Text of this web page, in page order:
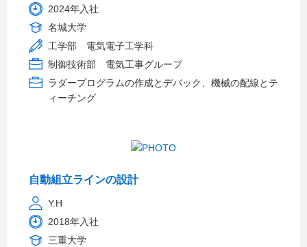
2024年入社
名城大学
工学部 電気電子工学科
制御技術部 電気工事グループ
ラダープログラムの作成とデバック、機械の配線とテ
ィーチング
自動組立ラインの設計
Y.H
2018年入社
三重大学